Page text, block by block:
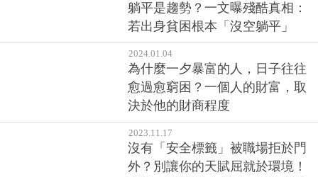
躺平是趨勢？一文曝殘酷真相：
若出身貧困根本「沒空躺平」
2024.01.04
為什麼一夕暴富的人，日子往往
愈過愈窮困？一個人的財富，取
決於他的財商程度
2023.11.17
沒有「安全標籤」被職場拒於門
外？別讓你的天賦屈就於環境！